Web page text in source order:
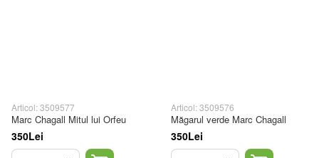
Articol: 3509577
Marc Chagall Mitul lui Orfeu
350Lei
Articol: 3509576
Măgarul verde Marc Chagall
350Lei